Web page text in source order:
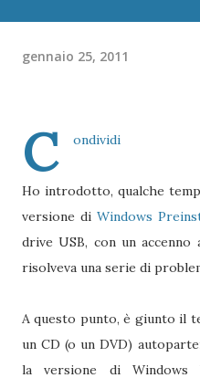
gennaio 25, 2011
C ondividi
Ho introdotto, qualche
versione di Windows
drive USB, con un
risolveva una serie di
A questo punto, è giunto il
un CD (o un DVD)
la versione di Windows